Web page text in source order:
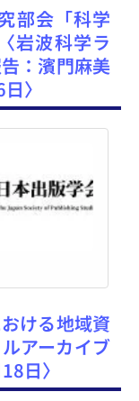
部会「科学
岩波科学ラ
：濱門麻美
〉
ける地域資
アーカイブ
日〉